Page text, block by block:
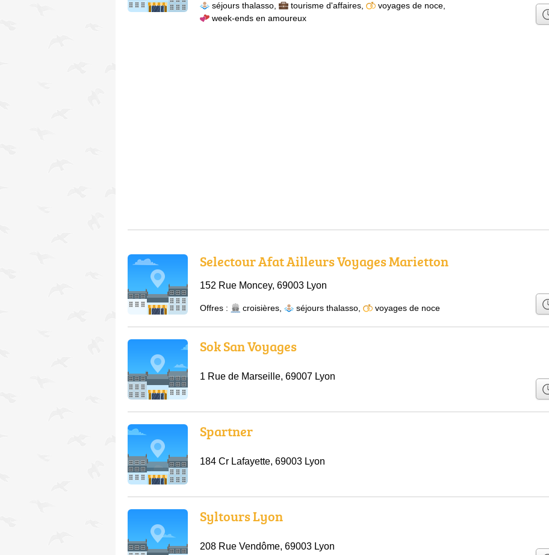
séjours thalasso
tourisme d'affaires voyages de noce
week-ends en amoureux
Selectour Afat Ailleurs Voyages Marietton
152 Rue Moncey, 69003 Lyon
Offres : croisières séjours thalasso voyages de noce
Sok San Voyages
1 Rue de Marseille, 69007 Lyon
Spartner
184 Cr Lafayette, 69003 Lyon
Syltours Lyon
208 Rue Vendôme, 69003 Lyon